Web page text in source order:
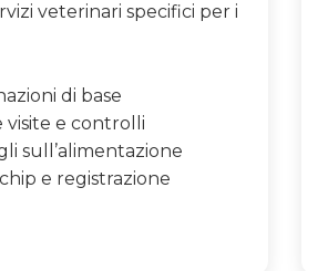
veterinari specifici per i
di base
visite e controlli
sull’alimentazione
e registrazione